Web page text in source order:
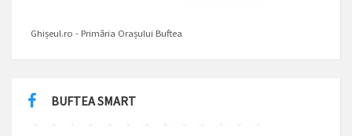
Ghișeul.ro - Primăria Orașului Buftea
BUFTEA SMART